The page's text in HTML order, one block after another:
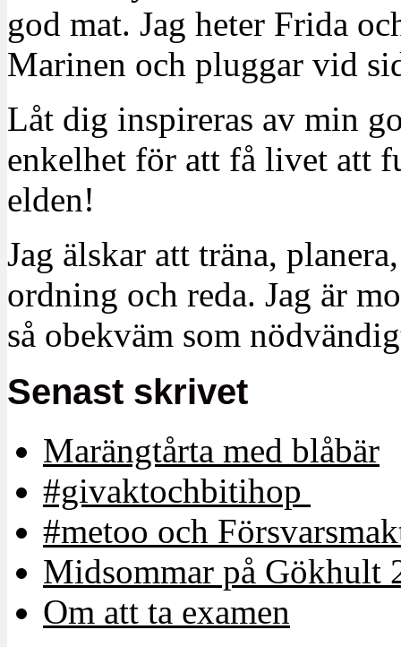
god mat. Jag heter Frida
Marinen och pluggar vid
Låt dig inspireras av min
enkelhet för att få livet att
elden!
Jag älskar att träna,
ordning och reda. Jag är
så obekväm som
Senast skrivet
Marängtårta med blåbär
#givaktochbitihop
#metoo och
Midsommar på Gökhult
Om att ta examen